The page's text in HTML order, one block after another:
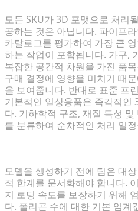
모든 SKU가 3D 포맷으로 처리
공하는 것은 아닙니다. 파이프
카탈로그를 평가하여 가장 큰
하는 작업이 포함됩니다. 가구,
복잡한 공간적 차원을 가진 품
구매 결정에 영향을 미치기 때
을 보여줍니다. 반대로 표준 프
기본적인 일상용품은 즉각적인
다. 기하학적 구조, 재질 특성
를 분류하여 순차적인 처리 일
모델을 생성하기 전에 팀은 대
적 한계를 문서화해야 합니다.
지 로딩 속도를 보장하기 위해
다. 폴리곤 수에 대한 기본 임계